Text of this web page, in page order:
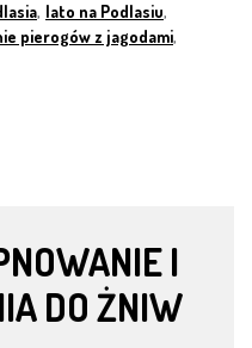
, lato na Podlasiu,
pierogów z jagodami,
I
DO ŻNIW